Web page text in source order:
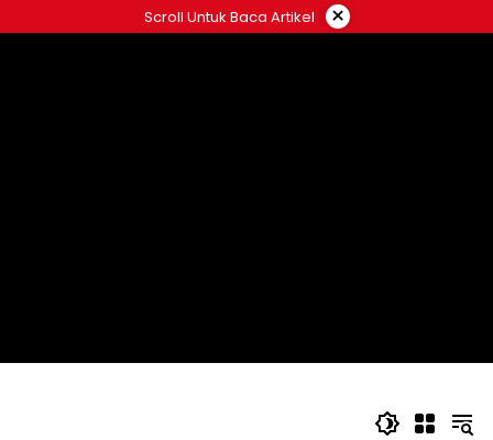
ke
Scroll Untuk Baca Artikel ×